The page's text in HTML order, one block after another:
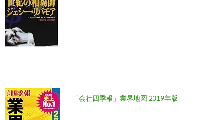
「会社四季報」業界地図 2019年版